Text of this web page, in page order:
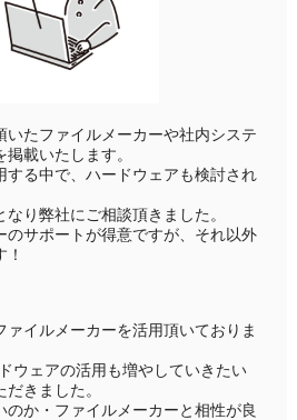
いたファイルメーカーや社内システ
載いたします。
する中で、ハードウェアも検討され
り弊社にご相談頂きました。
のサポートが得意ですが、それ以外
イルメーカーを活用頂いておりま
ウェアの活用も増やしていきたい
きました。
のか・ファイルメーカーと相性が良